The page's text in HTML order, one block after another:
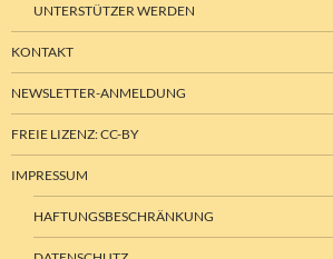
UNTERSTÜTZER WERDEN
KONTAKT
NEWSLETTER-ANMELDUNG
FREIE LIZENZ: CC-BY
IMPRESSUM
HAFTUNGSBESCHRÄNKUNG